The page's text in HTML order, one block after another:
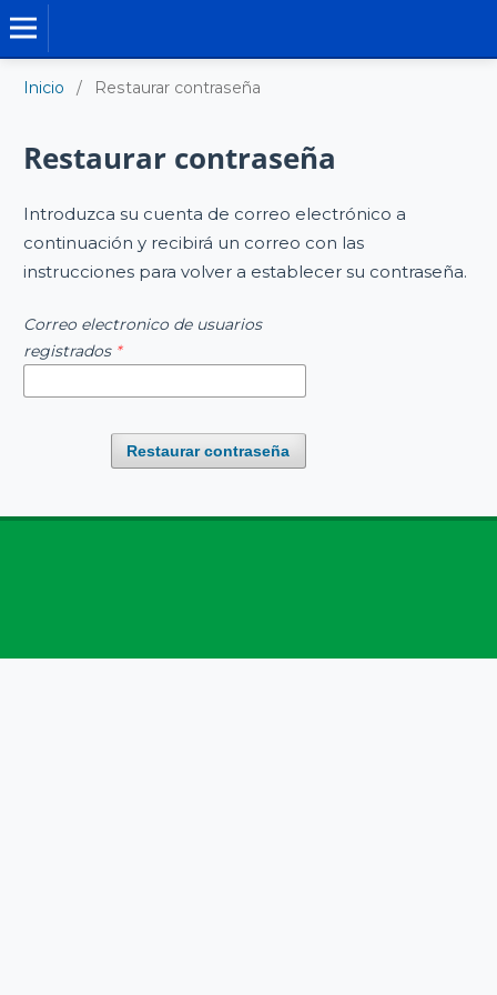
Inicio / Restaurar contraseña
Restaurar contraseña
Introduzca su cuenta de correo electrónico a
continuación y recibirá un correo con las
instrucciones para volver a establecer su contraseña.
Correo electronico de usuarios
registrados *
Restaurar contraseña